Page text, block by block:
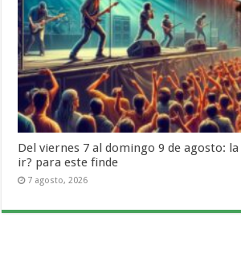
Del viernes 7 al domingo 9 de agosto: la
ir? para este finde
7 agosto, 2026